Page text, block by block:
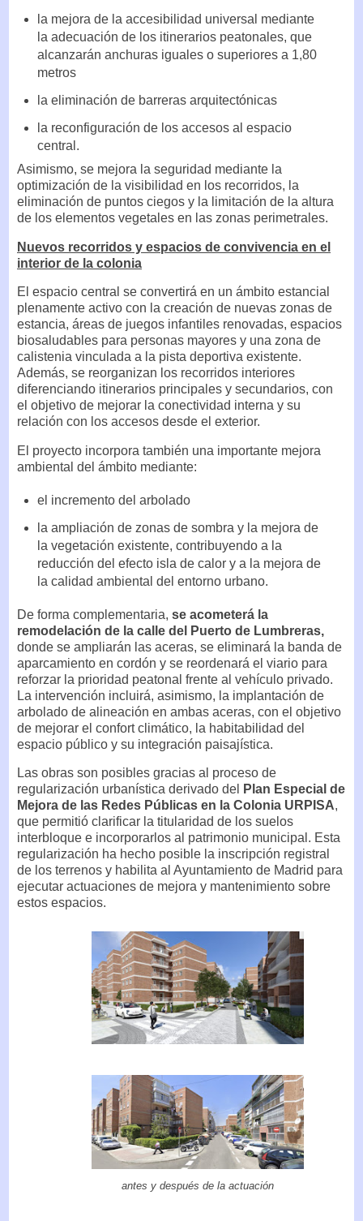
la mejora de la accesibilidad universal mediante
la adecuación de los itinerarios peatonales, que
alcanzarán anchuras iguales o superiores a 1,80
metros
la eliminación de barreras arquitectónicas
la reconfiguración de los accesos al espacio
central.
Asimismo, se mejora la seguridad mediante la
optimización de la visibilidad en los recorridos, la
eliminación de puntos ciegos y la limitación de la altura
de los elementos vegetales en las zonas perimetrales.
Nuevos recorridos y espacios de convivencia en el
interior de la colonia
El espacio central se convertirá en un ámbito estancial
plenamente activo con la creación de nuevas zonas de
estancia, áreas de juegos infantiles renovadas, espacios
biosaludables para personas mayores y una zona de
calistenia vinculada a la pista deportiva existente.
Además, se reorganizan los recorridos interiores
diferenciando itinerarios principales y secundarios, con
el objetivo de mejorar la conectividad interna y su
relación con los accesos desde el exterior.
El proyecto incorpora también una importante mejora
ambiental del ámbito mediante:
el incremento del arbolado
la ampliación de zonas de sombra y la mejora de
la vegetación existente, contribuyendo a la
reducción del efecto isla de calor y a la mejora de
la calidad ambiental del entorno urbano.
De forma complementaria, se acometerá la
remodelación de la calle del Puerto de Lumbreras,
donde se ampliarán las aceras, se eliminará la banda de
aparcamiento en cordón y se reordenará el viario para
reforzar la prioridad peatonal frente al vehículo privado.
La intervención incluirá, asimismo, la implantación de
arbolado de alineación en ambas aceras, con el objetivo
de mejorar el confort climático, la habitabilidad del
espacio público y su integración paisajística.
Las obras son posibles gracias al proceso de
regularización urbanística derivado del
Plan Especial de
Mejora de las Redes Públicas en la Colonia URPISA,
que permitió clarificar la titularidad de los suelos
interbloque e incorporarlos al patrimonio municipal. Esta
regularización ha hecho posible la inscripción registral
de los terrenos y habilita al Ayuntamiento de Madrid para
ejecutar actuaciones de mejora y mantenimiento sobre
estos espacios.
antes y después de la actuación